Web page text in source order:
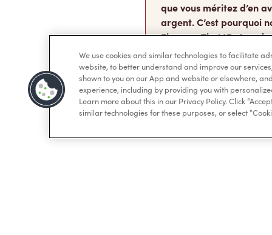
que vous méritez d’en
argent. C’est pourquoi
Finances TimMD. Avec
vous accumulerez des
FidéliTimMC partout où
Rejoindre la
We use cookies and similar technologies to facilitate
website, to better understand and improve our
shown to you on our App and website or elsewhere,
experience, including by providing you with
Learn more about this in our Privacy Policy. Click
similar technologies for these purposes, or select